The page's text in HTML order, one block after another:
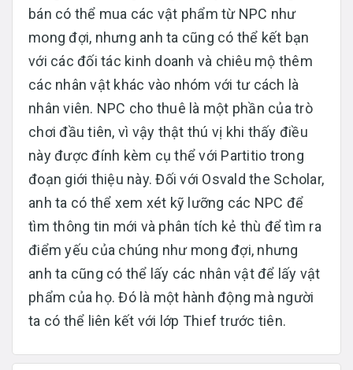
bán có thể mua các vật phẩm từ NPC như
mong đợi, nhưng anh ta cũng có thể kết bạn
với các đối tác kinh doanh và chiêu mộ thêm
các nhân vật khác vào nhóm với tư cách là
nhân viên. NPC cho thuê là một phần của trò
chơi đầu tiên, vì vậy thật thú vị khi thấy điều
này được đính kèm cụ thể với Partitio trong
đoạn giới thiệu này. Đối với Osvald the Scholar,
anh ta có thể xem xét kỹ lưỡng các NPC để
tìm thông tin mới và phân tích kẻ thù để tìm ra
điểm yếu của chúng như mong đợi, nhưng
anh ta cũng có thể lấy các nhân vật để lấy vật
phẩm của họ. Đó là một hành động mà người
ta có thể liên kết với lớp Thief trước tiên.